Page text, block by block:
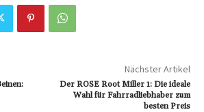
Nächster Artikel
Der ROSE Root Miller 1: Die ideale
Wahl für Fahrradliebhaber zum
besten Preis